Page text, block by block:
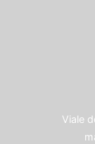
Viale